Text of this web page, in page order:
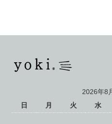
2026年8
日
月 火 水